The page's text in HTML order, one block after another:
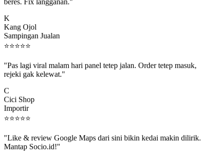
Kang Ojol
Sampingan Jualan
⭐⭐⭐⭐⭐
rejeki gak kelewat."
Cici Shop
Importir
⭐⭐⭐⭐⭐
Mantap Socio.id!"